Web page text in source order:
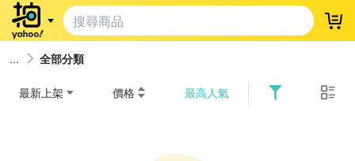
登
全部分類
最新上架 價格 最高人氣